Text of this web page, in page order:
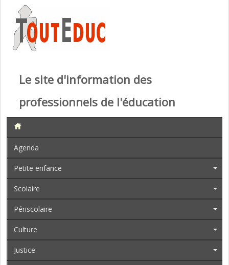
Le site d'information des
professionnels de l'éducation
Agenda
Petite enfance
Scolaire
Périscolaire
Culture
Justice